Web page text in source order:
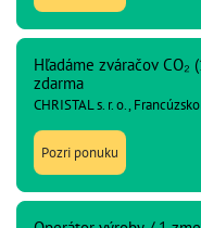
Hľadáme zváračov CO₂
zdarma
CHRISTAL s. r. o., Francúzsko
Pozri ponuku